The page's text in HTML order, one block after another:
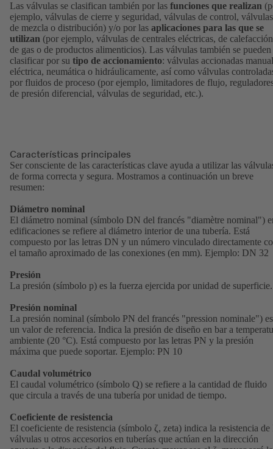
Las válvulas se clasifican también por las funciones que realizan
ejemplo, válvulas de cierre y seguridad, válvulas de control, válvulas
de mezcla o distribución) y/o por las aplicaciones para las que se
utilizan (por ejemplo, válvulas de centrales eléctricas, de
de gas o de productos alimenticios). Las válvulas también se pueden
clasificar por su tipo de accionamiento: válvulas accionadas
eléctrica, neumática o hidráulicamente, así como válvulas
por fluidos de proceso (por ejemplo, limitadores de flujo,
de presión diferencial, válvulas de seguridad, etc.).
Características principales
Ser consciente de las características clave ayuda a utilizar las
de forma correcta y segura. Mostramos a continuación un breve
resumen:
Diámetro nominal
El diámetro nominal (símbolo DN del francés "diamètre nominal")
edificaciones se refiere al diámetro interior de una tubería. Está
compuesto por las letras DN y un número vinculado directamente
el tamaño aproximado de las conexiones (en mm). Ejemplo: DN 32
Presión
La presión (símbolo p) es la fuerza ejercida por unidad de superficie.
Presión nominal
La presión nominal (símbolo PN del francés "pression nominale") es
un valor de referencia. Indica la presión de diseño en bar a
ambiente (20 °C). Está compuesto por las letras PN y la presión
máxima que puede soportar. Ejemplo: PN 10
Caudal volumétrico
El caudal volumétrico (símbolo Q) se refiere a la cantidad de fluido
que circula a través de una tubería por unidad de tiempo.
Coeficiente de resistencia
El coeficiente de resistencia (símbolo ζ, zeta) indica la resistencia de
válvulas u otros accesorios en tuberías que actúan en la dirección